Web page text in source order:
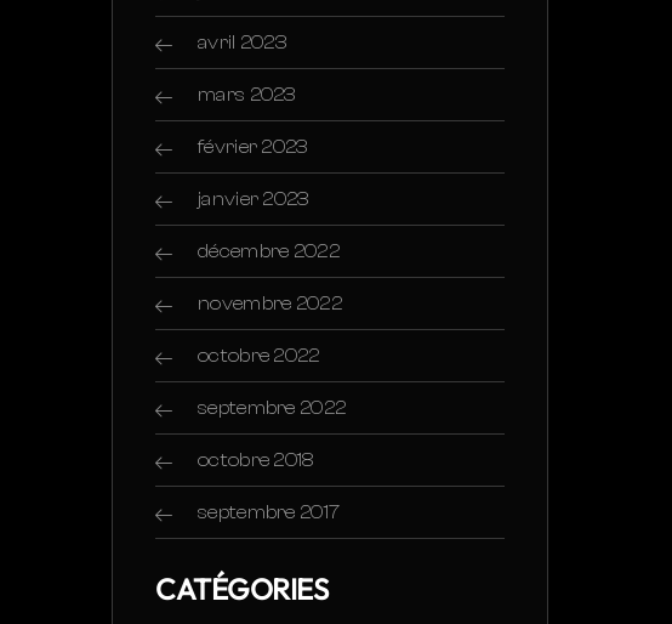
avril 2023
mars 2023
février 2023
janvier 2023
décembre 2022
novembre 2022
octobre 2022
septembre 2022
octobre 2018
septembre 2017
CATÉGORIES